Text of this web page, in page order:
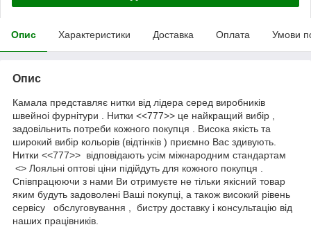
Опис Характеристики Доставка Оплата Умови
Опис
Камала представляє нитки від лідера серед виробників
швейноі фурнітури . Нитки <<777>> це найкращий вибір ,
задовільнить потреби кожного покупця . Висока якість та
широкий вибір кольорів (відтінків ) приємно Вас здивують.
Нитки <<777>> відповідають усім міжнародним стандартам
<> Лояльні оптові ціни підійдуть для кожного покупця .
Співпрацюючи з нами Ви отримуєте не тільки якісний товар
яким будуть задоволені Ваші покупці, а також високий рівень
сервісу обслуговування , бистру доставку і консультацію від
наших працівників.